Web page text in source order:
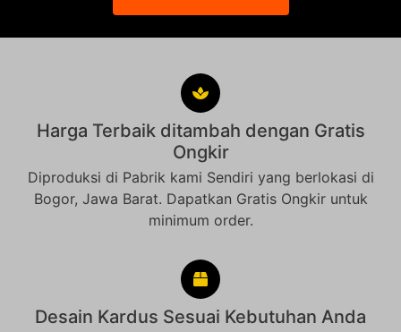
Harga Terbaik ditambah dengan Gratis
Ongkir
Diproduksi di Pabrik kami Sendiri yang berlokasi di
Bogor, Jawa Barat. Dapatkan Gratis Ongkir untuk
minimum order.
Desain Kardus Sesuai Kebutuhan Anda